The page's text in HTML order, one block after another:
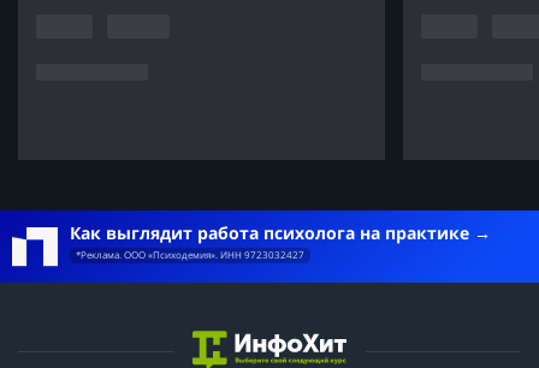
Как выглядит работа психолога на практике
*Реклама. ООО «Психодемия». ИНН 9723032427